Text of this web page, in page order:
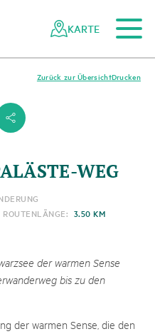
KARTE
s
Drucken
Zurück zur Übersicht
WEG
ROUTENLÄNGE: 3.50 KM
der warmen Sense
bis zu den
der warmen Sense, die den